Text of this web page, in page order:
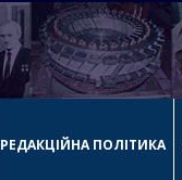
РЕДАКЦІЙНА ПОЛІТИКА